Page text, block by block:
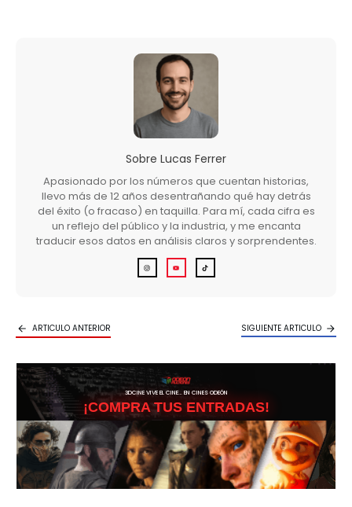
Sobre Lucas Ferrer
Apasionado por los números que cuentan historias,
llevo más de 12 años desentrañando qué hay detrás
del éxito (o fracaso) en taquilla. Para mí, cada cifra es
un reflejo del público y la industria, y me encanta
traducir esos datos en análisis claros y sorprendentes.
ARTICULO ANTERIOR SIGUIENTE ARTICULO
3DCINE VIVE EL CINE… EN CINES ODEÓN
¡COMPRA TUS ENTRADAS!